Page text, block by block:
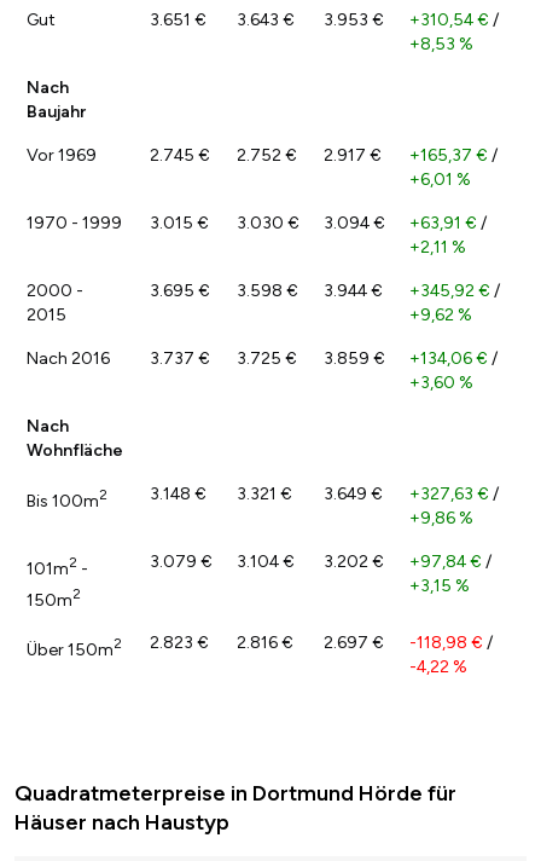
Gut 3.651 € 3.643 € 3.953 € +310,54 € /
+8,53 %
Nach
Baujahr
Vor 1969 2.745 € 2.752 € 2.917 € +165,37 € /
+6,01 %
1970 - 1999 3.015 € 3.030 € 3.094 € +63,91 € /
+2,11 %
2000 -
2015
3.695 € 3.598 € 3.944 € +345,92 € /
+9,62 %
Nach 2016 3.737 € 3.725 € 3.859 € +134,06 € /
+3,60 %
Nach
Wohnfläche
Bis 100m2 3.148 € 3.321 € 3.649 € +327,63 € /
+9,86 %
101m2 -
150m2
3.079 € 3.104 € 3.202 € +97,84 € /
+3,15 %
Über 150m2 2.823 € 2.816 € 2.697 € -118,98 € /
-4,22 %
Quadratmeterpreise in Dortmund Hörde für
Häuser nach Haustyp